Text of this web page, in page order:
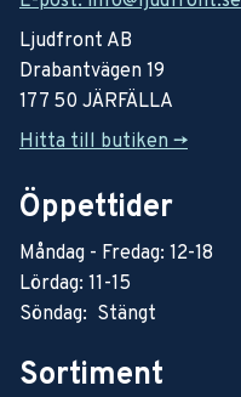
Ljudfront AB
Drabantvägen 19
177 50 JÄRFÄLLA
Hitta till butiken ->
Öppettider
Måndag - Fredag: 12-18
Lördag: 11-15
Söndag: Stängt
Sortiment